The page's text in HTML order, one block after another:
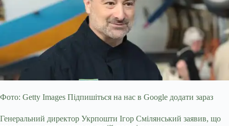
Фото: Getty Images Підпишіться на нас в Google додати зараз
Генеральний директор Укрпошти Ігор Смілянський заявив, що